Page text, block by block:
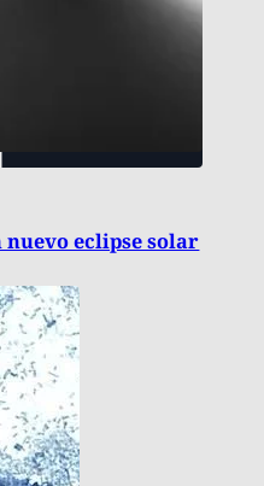
nuevo eclipse solar